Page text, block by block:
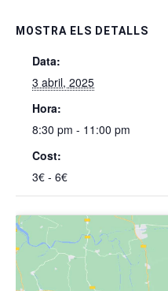
MOSTRA ELS DETALLS
Data:
3 abril, 2025
Hora:
8:30 pm - 11:00 pm
Cost:
3€ - 6€